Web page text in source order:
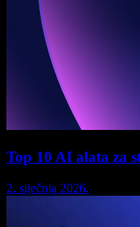
Top 10 AI alata za
2. siječnja 2026.